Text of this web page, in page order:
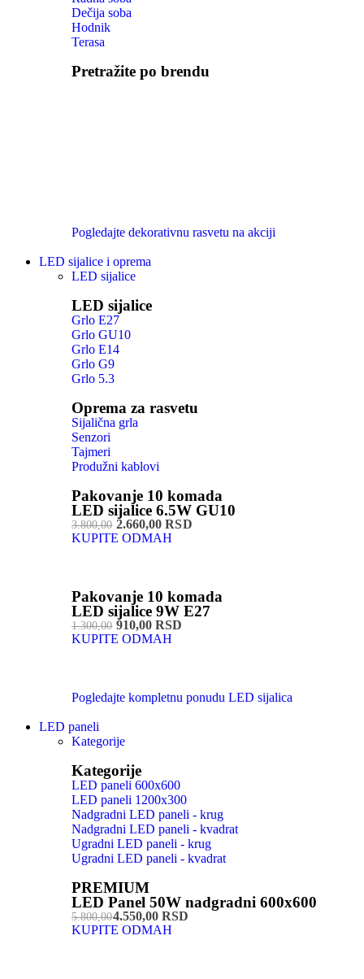
Dečija soba
Hodnik
Terasa
Pretražite po brendu
Pogledajte dekorativnu rasvetu na akciji
LED sijalice i oprema
LED sijalice
LED sijalice
Grlo E27
Grlo GU10
Grlo E14
Grlo G9
Grlo 5.3
Oprema za rasvetu
Sijalična grla
Senzori
Tajmeri
Produžni kablovi
Pakovanje 10 komada
LED sijalice 6.5W GU10
3.800,002.660,00 RSD
KUPITE ODMAH
Pakovanje 10 komada
LED sijalice 9W E27
1.300,00910,00 RSD
KUPITE ODMAH
Pogledajte kompletnu ponudu LED sijalica
LED paneli
Kategorije
Kategorije
LED paneli 600x600
LED paneli 1200x300
Nadgradni LED paneli - krug
Nadgradni LED paneli - kvadrat
Ugradni LED paneli - krug
Ugradni LED paneli - kvadrat
PREMIUM
LED Panel 50W nadgradni 600x600
5.800,004.550,00 RSD
KUPITE ODMAH